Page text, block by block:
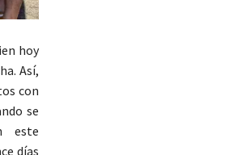
hoy
Así,
con
se
este
días